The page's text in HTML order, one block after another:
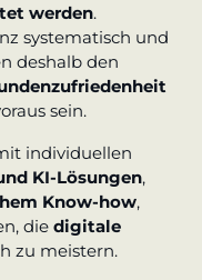
werden.
systematisch und
deshalb den
sein.
individuellen
KI-Lösungen,
Know-how,
die digitale
zu meistern.